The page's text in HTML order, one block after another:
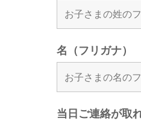
名（フリガナ）
当日ご連絡が取